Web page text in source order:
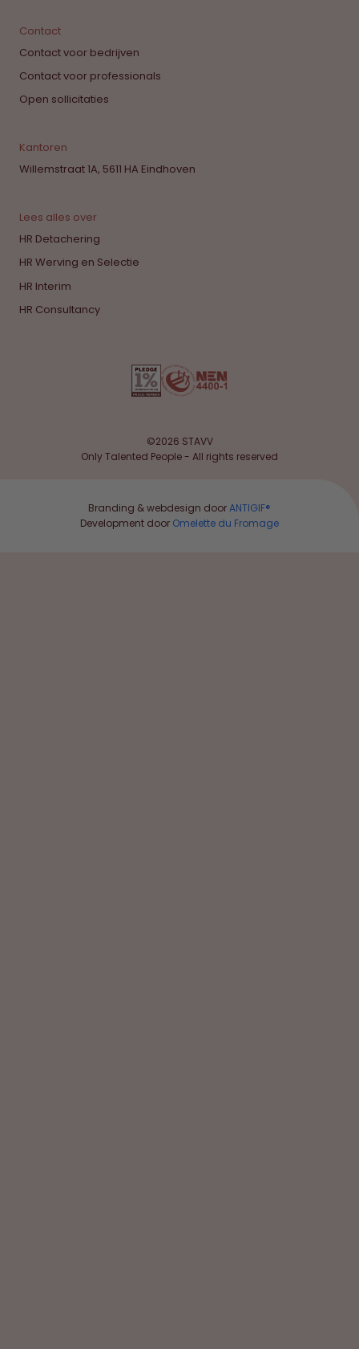
Contact
Contact voor bedrijven
Contact voor professionals
Open sollicitaties
Kantoren
Willemstraat 1A, 5611 HA Eindhoven
Lees alles over
HR Detachering
HR Werving en Selectie
HR Interim
HR Consultancy
©2026 STAVV
Only Talented People - All rights reserved
Branding & webdesign doorANTIGIF®
Development door Omelette du Fromage